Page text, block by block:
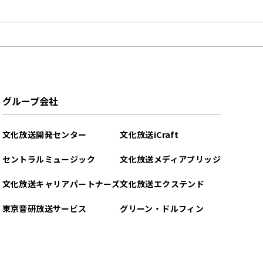
グループ会社
文化放送開発センター
セントラルミュージック
文化放送キャリアパートナーズ
東京音研放送サービス
文化放送iCraft
文化放送メディアブリッジ
文化放送エクステンド
グリーン・ドルフィン